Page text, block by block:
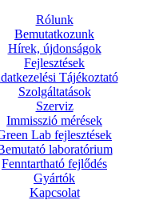
Rólunk
Bemutatkozunk
Hírek, újdonságok
Fejlesztések
Tájékoztató
Szolgáltatások
Szerviz
Immisszió mérések
Lab fejlesztések
laboratórium
Fenntartható fejlődés
Gyártók
Kapcsolat